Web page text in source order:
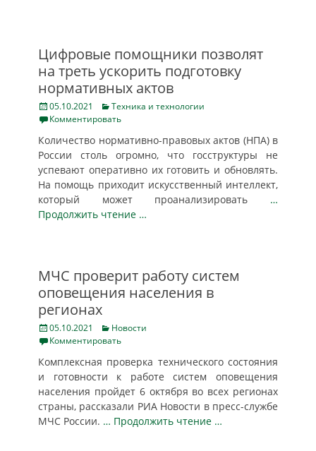
Цифровые помощники позволят
на треть ускорить подготовку
нормативных актов
Posted
on
05.10.2021 Categories
Техника и технологии
Комментировать
Количество нормативно-правовых актов (НПА) в
России столь огромно, что госструктуры не
успевают оперативно их готовить и обновлять.
На помощь приходит искусственный интеллект,
который может проанализировать …
Продолжить чтение …
МЧС проверит работу систем
оповещения населения в
регионах
Posted
on
05.10.2021 Categories
Новости
Комментировать
Комплексная проверка технического состояния
и готовности к работе систем оповещения
населения пройдет 6 октября во всех регионах
страны, рассказали РИА Новости в пресс-службе
МЧС России. … Продолжить чтение …